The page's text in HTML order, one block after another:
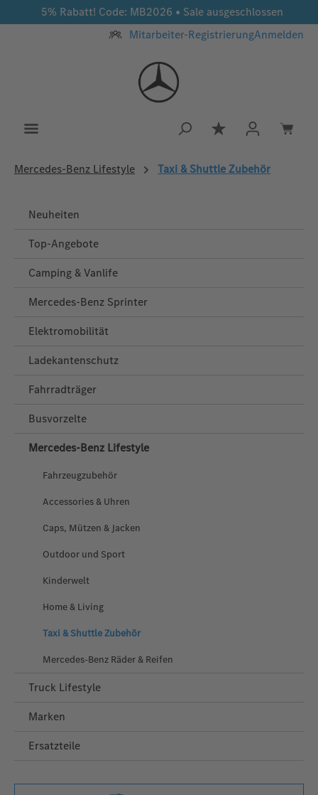
Zum Hauptinhalt springen
5% Rabatt! Code: MB2026 • Sale ausgeschlossen
Mitarbeiter-RegistrierungAnmelden
Du hast 0
Mercedes‑Benz Lifestyle Taxi & Shuttle Zubehör
Neuheiten
Top-Angebote
Camping & Vanlife
Mercedes-Benz Sprinter
Elektromobilität
Ladekantenschutz
Fahrradträger
Busvorzelte
Mercedes‑Benz Lifestyle
Fahrzeugzubehör
Accessories & Uhren
Caps, Mützen & Jacken
Outdoor und Sport
Kinderwelt
Home & Living
Taxi & Shuttle Zubehör
Mercedes-Benz Räder & Reifen
Truck Lifestyle
Marken
Ersatzteile